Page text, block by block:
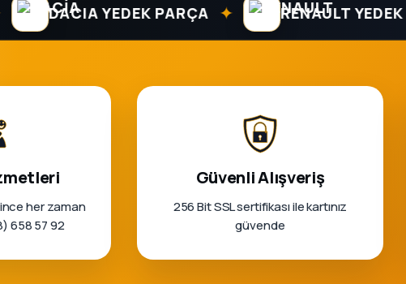
DACIA YEDEK PARÇA ✦ RENAULT YEDEK
her zaman
658 57 92
Güvenli Alışveriş
256 Bit SSL sertifikası ile kartınız
güvende